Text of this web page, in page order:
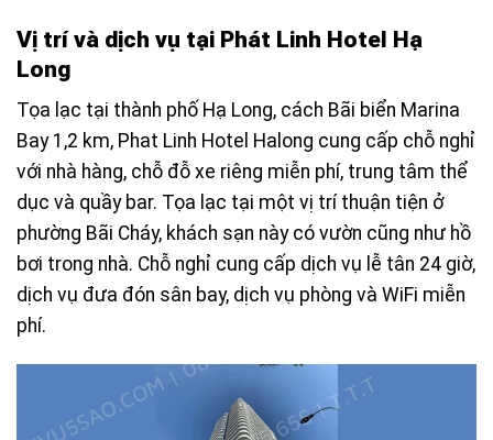
Vị trí và dịch vụ tại Phát Linh Hotel Hạ
Long
Tọa lạc tại thành phố Hạ Long, cách Bãi biển Marina
Bay 1,2 km, Phat Linh Hotel Halong cung cấp chỗ nghỉ
với nhà hàng, chỗ đỗ xe riêng miễn phí, trung tâm thể
dục và quầy bar. Tọa lạc tại một vị trí thuận tiện ở
phường Bãi Cháy, khách sạn này có vườn cũng như hồ
bơi trong nhà. Chỗ nghỉ cung cấp dịch vụ lễ tân 24 giờ,
dịch vụ đưa đón sân bay, dịch vụ phòng và WiFi miễn
phí.